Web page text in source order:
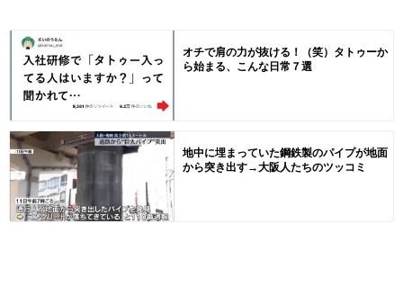
オチで肩の力が抜ける！（笑）タトゥーか
ら始まる、こんな日常７選
地中に埋まっていた鋼鉄製のパイプが地面
から突き出す→大阪人たちのツッコミ